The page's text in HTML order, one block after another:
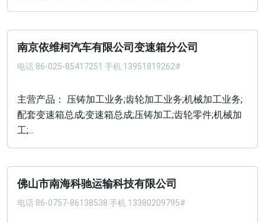
南京依维柯汽车有限公司变速箱分公司
电话 86-025-85417251 手机 13951819262#
主营产品： 压铸加工业务;齿轮加工业务;机械加工业务;
配套变速箱总成;变速箱总成;压铸加工;齿轮零件;机械加
工;...
佛山市南海科驰运输科技有限公司
电话 86-0757-86138538 手机 13380209795#